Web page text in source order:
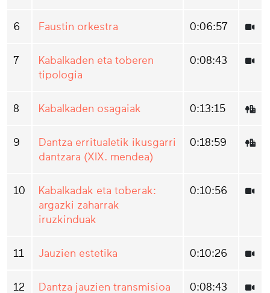
6 Faustin orkestra 0:06:57
7
Kabalkaden eta toberen
tipologia
0:08:43
8 Kabalkaden osagaiak 0:13:15
9
Dantza erritualetik ikusgarri
dantzara (XIX. mendea)
0:18:59
10
Kabalkadak eta toberak:
argazki zaharrak
iruzkinduak
0:10:56
11 Jauzien estetika 0:10:26
12 Dantza jauzien transmisioa 0:08:43